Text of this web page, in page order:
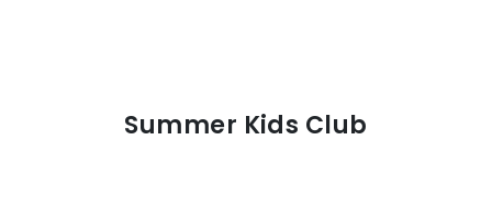
Summer Kids Club